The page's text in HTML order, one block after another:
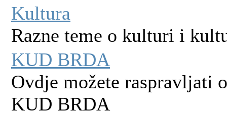
Kultura
Razne teme o kulturi i
KUD BRDA
Ovdje možete raspravljati
KUD BRDA